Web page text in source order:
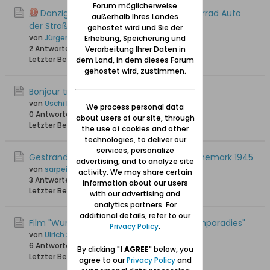
Danzig im Video - zu Fuß mit dem Fahrrad Auto
der Straßenbahn usw
von Jürgen_W
2 Antworten
1.397 Hits0 Likes
Letzter Beitrag18.03.2025, 12:46
Bonjour tristesse - Kult und Skandal
von Uschi Danziger
0 Antworten
1.865 Hits0 Likes
Letzter Beitrag29.01.2025, 13:39
Gestrandet - Deutsche Flüchtlinge in Dänemark 1945
von sarpei
3 Antworten
2.163 Hits0 Likes
Letzter Beitrag
06.12.2024, 22:10
Film "Wunderschön! Masuren: Polens Seenparadies"
von Ulrich 31
6 Antworten
3.433 Hits0 Likes
Letzter Beitrag26.07.2024, 10:29
Forum möglicherweise
außerhalb Ihres Landes
gehostet wird und Sie der
Erhebung, Speicherung und
Verarbeitung Ihrer Daten in
dem Land, in dem dieses Forum
gehostet wird, zustimmen.
We process personal data
about users of our site, through
the use of cookies and other
technologies, to deliver our
services, personalize
advertising, and to analyze site
activity. We may share certain
information about our users
with our advertising and
analytics partners. For
additional details, refer to our
Privacy Policy.
By clicking "I AGREE" below, you
agree to ourPrivacy Policyand